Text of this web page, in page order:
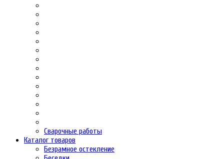
Сварочные работы
Каталог товаров
Безрамное остекление